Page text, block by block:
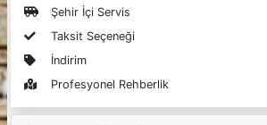
Şehir İçi Servis
Taksit Seçeneği
İndirim
Profesyonel Rehberlik